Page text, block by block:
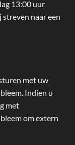
13:00 uur
naar een
met uw
Indien u
met
om extern